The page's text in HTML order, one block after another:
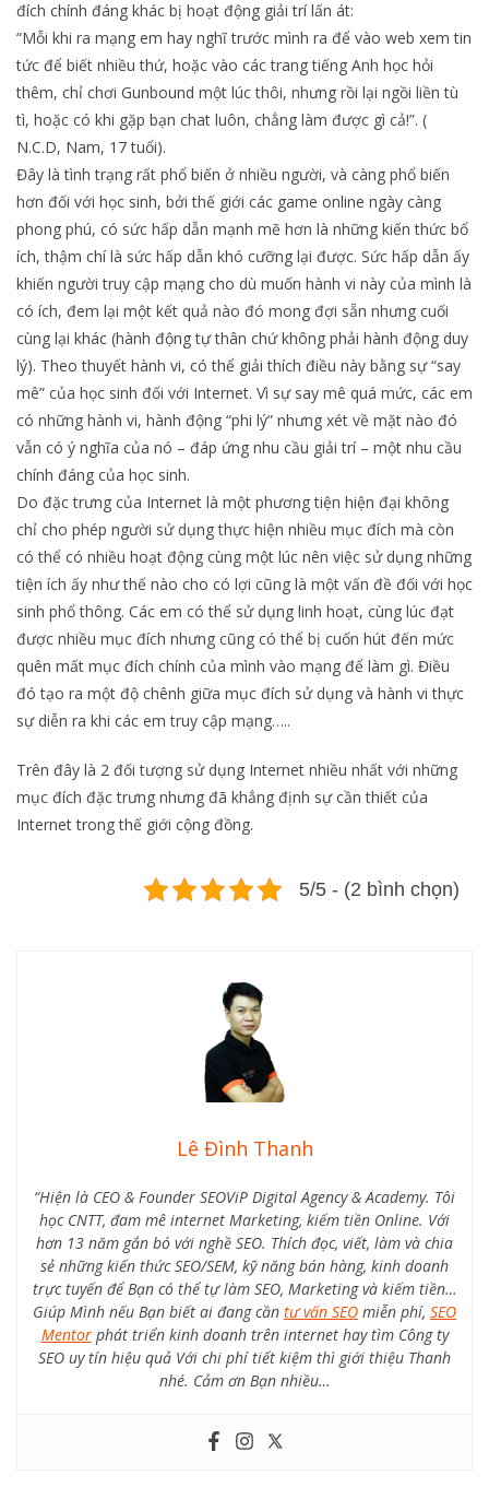
đích chính đáng khác bị hoạt động giải trí lấn át:
“Mỗi khi ra mạng em hay nghĩ trước mình ra để vào web xem tin
tức để biết nhiều thứ, hoặc vào các trang tiếng Anh học hỏi
thêm, chỉ chơi Gunbound một lúc thôi, nhưng rồi lại ngồi liền tù
tì, hoặc có khi gặp bạn chat luôn, chẳng làm được gì cả!”. (
N.C.D, Nam, 17 tuổi).
Đây là tình trạng rất phổ biến ở nhiều người, và càng phổ biến
hơn đối với học sinh, bởi thế giới các game online ngày càng
phong phú, có sức hấp dẫn mạnh mẽ hơn là những kiến thức bổ
ích, thậm chí là sức hấp dẫn khó cưỡng lại được. Sức hấp dẫn ấy
khiến người truy cập mạng cho dù muốn hành vi này của mình là
có ích, đem lại một kết quả nào đó mong đợi sẵn nhưng cuối
cùng lại khác (hành động tự thân chứ không phải hành động duy
lý). Theo thuyết hành vi, có thể giải thích điều này bằng sự “say
mê” của học sinh đối với Internet. Vì sự say mê quá mức, các em
có những hành vi, hành động “phi lý” nhưng xét về mặt nào đó
vẫn có ý nghĩa của nó – đáp ứng nhu cầu giải trí – một nhu cầu
chính đáng của học sinh.
Do đặc trưng của Internet là một phương tiện hiện đại không
chỉ cho phép người sử dụng thực hiện nhiều mục đích mà còn
có thể có nhiều hoạt động cùng một lúc nên việc sử dụng những
tiện ích ấy như thế nào cho có lợi cũng là một vấn đề đối với học
sinh phổ thông. Các em có thể sử dụng linh hoạt, cùng lúc đạt
được nhiều mục đích nhưng cũng có thể bị cuốn hút đến mức
quên mất mục đích chính của mình vào mạng để làm gì. Điều
đó tạo ra một độ chênh giữa mục đích sử dụng và hành vi thực
sự diễn ra khi các em truy cập mạng…..
Trên đây là 2 đối tượng sử dụng Internet nhiều nhất với những
mục đích đặc trưng nhưng đã khẳng định sự cần thiết của
Internet trong thế giới cộng đồng.
5/5 - (2 bình chọn)
Lê Đình Thanh
“Hiện là CEO & Founder SEOViP Digital Agency & Academy. Tôi
học CNTT, đam mê internet Marketing, kiếm tiền Online. Với
hơn 13 năm gắn bó với nghề SEO. Thích đọc, viết, làm và chia
sẻ những kiến thức SEO/SEM, kỹ năng bán hàng, kinh doanh
trực tuyến để Bạn có thể tự làm SEO, Marketing và kiếm tiền…
Giúp Mình nếu Bạn biết ai đang cần tư vấn SEO miễn phí, SEO
Mentorphát triển kinh doanh trên internet hay tìm Công ty
SEO uy tín hiệu quả Với chi phí tiết kiệm thì giới thiệu Thanh
nhé. Cảm ơn Bạn nhiều…